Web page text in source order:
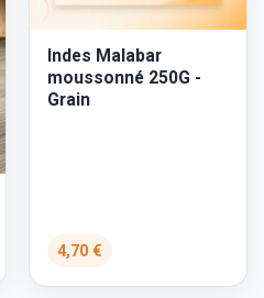
Indes Malabar
moussonné 250G -
Grain
4,70 €